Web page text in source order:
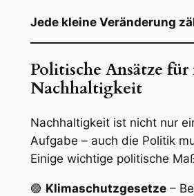
Jede kleine Veränderung
Politische Ansätze für
Nachhaltigkeit
Nachhaltigkeit ist nicht nur
Aufgabe – auch die Politik
Einige wichtige politische
🟢 Klimaschutzgesetze–